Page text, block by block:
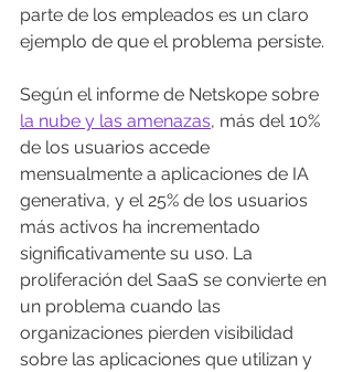
parte de los empleados es un claro
ejemplo de que el problema persiste.
Según el informe de Netskope sobre
la nube y las amenazas, más del 10%
de los usuarios accede
mensualmente a aplicaciones de IA
generativa, y el 25% de los usuarios
más activos ha incrementado
significativamente su uso. La
proliferación del SaaS se convierte en
un problema cuando las
organizaciones pierden visibilidad
sobre las aplicaciones que utilizan y